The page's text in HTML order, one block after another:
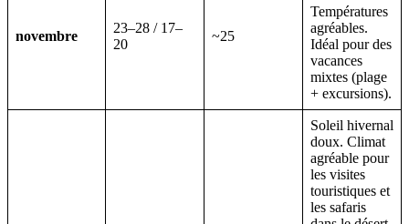
novembre
23–28 / 17–
20
~25
Températures
agréables.
Idéal pour des
vacances
mixtes (plage
+ excursions).
Soleil hivernal
doux. Climat
agréable pour
les visites
touristiques et
les safaris